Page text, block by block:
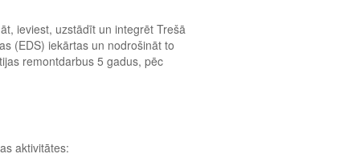
ieviest, uzstādīt un integrēt Trešā
(EDS) iekārtas un nodrošināt to
remontdarbus 5 gadus, pēc
aktivitātes: